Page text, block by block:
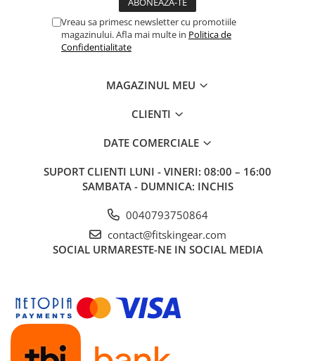
Vreau sa primesc newsletter cu promotiile
magazinului. Afla mai multe in Politica de
Confidentialitate
MAGAZINUL MEU
CLIENTI
DATE COMERCIALE
SUPORT CLIENTI LUNI - VINERI: 08:00 – 16:00
SAMBATA - DUMNICA: INCHIS
0040793750864
contact@fitskingear.com
SOCIAL URMARESTE-NE IN SOCIAL MEDIA